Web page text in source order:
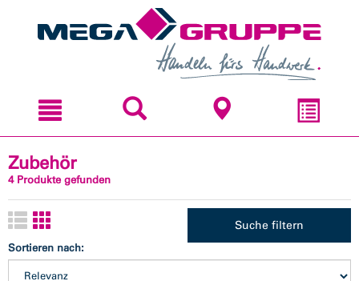
Zubehör
4 Produkte gefunden
Suche filtern
Sortieren nach: